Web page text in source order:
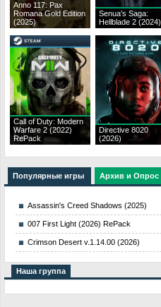
Anno 117: Pax
Romana Gold Edition
(2025)
Senua's Saga:
Hellblade 2 (2024)
Call of Duty: Modern
Warfare 2 (2022)
RePack
Directive 8020
(2026)
Популярные игры Архив и Опрос
Assassin's Creed Shadows (2025)
007 First Light (2026) RePack
Crimson Desert v.1.14.00 (2026)
Наша группа